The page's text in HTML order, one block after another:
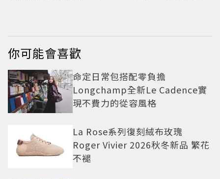
你可能會喜歡
命定日常包搭配零負擔
Longchamp全新Le Cadence實
現不費力的從容風格
La Rose系列復刻絨布玫瑰
Roger Vivier 2026秋冬新品 繁花
不褪